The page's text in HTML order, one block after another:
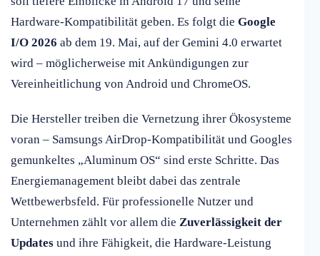
Hardware-Kompatibilität geben. Es folgt die Google
I/O 2026 ab dem 19. Mai, auf der Gemini 4.0 erwartet
wird – möglicherweise mit Ankündigungen zur
Vereinheitlichung von Android und ChromeOS.
Die Hersteller treiben die Vernetzung ihrer Ökosysteme
voran – Samsungs AirDrop-Kompatibilität und Googles
gemunkeltes „Aluminum OS“ sind erste Schritte. Das
Energiemanagement bleibt dabei das zentrale
Wettbewerbsfeld. Für professionelle Nutzer und
Unternehmen zählt vor allem die Zuverlässigkeit der
Updates und ihre Fähigkeit, die Hardware-Leistung